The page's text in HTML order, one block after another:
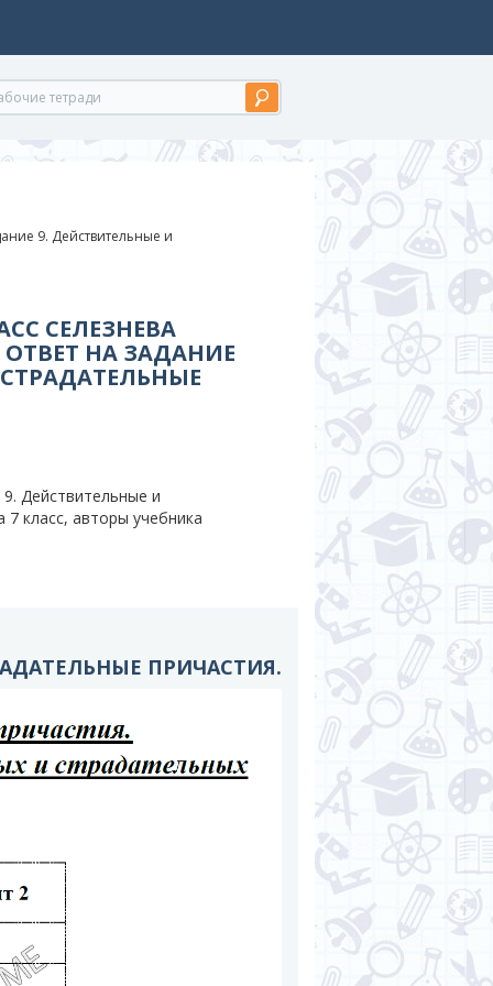
9. Действительные и
СЕЛЕЗНЕВА
НА ЗАДАНИЕ
Действительные и
7 класс, авторы учебника
ПРИЧАСТИЯ.